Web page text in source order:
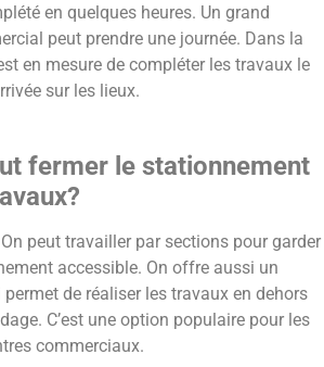
en quelques heures. Un grand
peut prendre une journée. Dans la
en mesure de compléter les travaux le
sur les lieux.
fermer le stationnement
peut travailler par sections pour garder
accessible. On offre aussi un
de réaliser les travaux en dehors
C’est une option populaire pour les
commerciaux.